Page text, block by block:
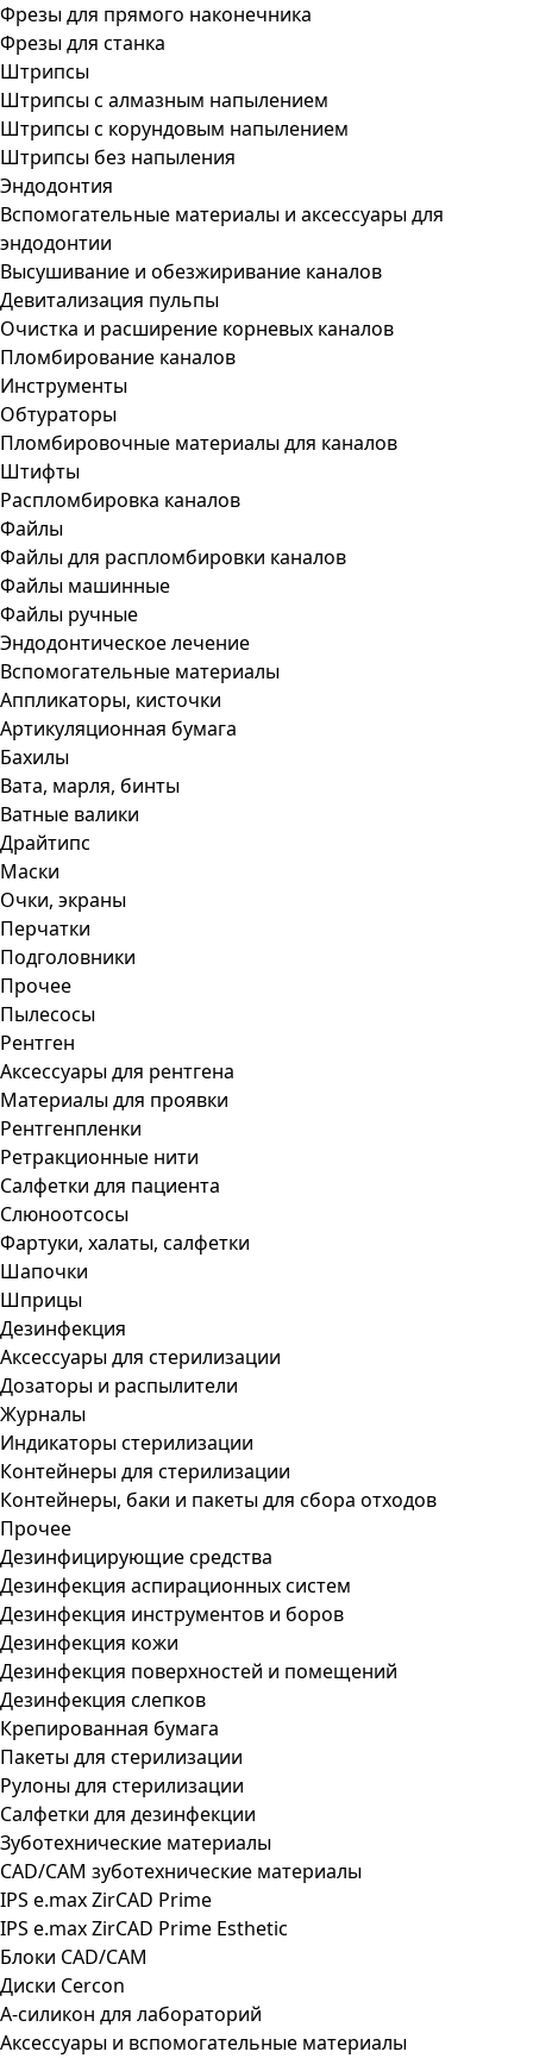
Фрезы для прямого наконечника
Фрезы для станка
Штрипсы
Штрипсы c алмазным напылением
Штрипсы c корундовым напылением
Штрипсы без напыления
Эндодонтия
Вспомогательные материалы и аксессуары для
эндодонтии
Высушивание и обезжиривание каналов
Девитализация пульпы
Очистка и расширение корневых каналов
Пломбирование каналов
Инструменты
Обтураторы
Пломбировочные материалы для каналов
Штифты
Распломбировка каналов
Файлы
Файлы для распломбировки каналов
Файлы машинные
Файлы ручные
Эндодонтическое лечение
Вспомогательные материалы
Аппликаторы, кисточки
Артикуляционная бумага
Бахилы
Вата, марля, бинты
Ватные валики
Драйтипс
Маски
Очки, экраны
Перчатки
Подголовники
Прочее
Пылесосы
Рентген
Аксессуары для рентгена
Материалы для проявки
Рентгенпленки
Ретракционные нити
Салфетки для пациента
Слюноотсосы
Фартуки, халаты, салфетки
Шапочки
Шприцы
Дезинфекция
Аксессуары для стерилизации
Дозаторы и распылители
Журналы
Индикаторы стерилизации
Контейнеры для стерилизации
Контейнеры, баки и пакеты для сбора отходов
Прочее
Дезинфицирующие средства
Дезинфекция аспирационных систем
Дезинфекция инструментов и боров
Дезинфекция кожи
Дезинфекция поверхностей и помещений
Дезинфекция слепков
Крепированная бумага
Пакеты для стерилизации
Рулоны для стерилизации
Салфетки для дезинфекции
Зуботехнические материалы
CAD/CAM зуботехнические материалы
IPS e.max ZirCAD Prime
IPS e.max ZirCAD Prime Esthetic
Блоки CAD/CAM
Диски Cercon
А-силикон для лабораторий
Аксессуары и вспомогательные материалы